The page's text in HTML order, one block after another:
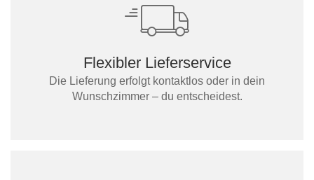
Flexibler Lieferservice
Die Lieferung erfolgt kontaktlos oder in dein
Wunschzimmer – du entscheidest.